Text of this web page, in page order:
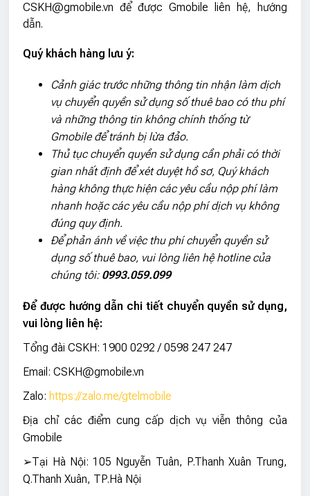
CSKH@gmobile.vn để được Gmobile liên hệ, hướng
dẫn.
Quý khách hàng lưu ý:
Cảnh giác trước những thông tin nhận làm dịch
vụ chuyển quyền sử dụng số thuê bao có thu phí
và những thông tin không chính thống từ
Gmobile để tránh bị lừa đảo.
Thủ tục chuyển quyền sử dụng cần phải có thời
gian nhất định để xét duyệt hồ sơ, Quý khách
hàng không thực hiện các yêu cầu nộp phí làm
nhanh hoặc các yêu cầu nộp phí dịch vụ không
đúng quy định.
Để phản ánh về việc thu phí chuyển quyền sử
dụng số thuê bao, vui lòng liên hệ hotline của
chúng tôi: 0993.059.099
Để được hướng dẫn chi tiết chuyển quyền sử dụng,
vui lòng liên hệ:
Tổng đài CSKH: 1900 0292 / 0598 247 247
Email: CSKH@gmobile.vn
Zalo: https://zalo.me/gtelmobile
Địa chỉ các điểm cung cấp dịch vụ viễn thông của
Gmobile
➢Tại Hà Nội: 105 Nguyễn Tuân, P.Thanh Xuân Trung,
Q.Thanh Xuân, TP.Hà Nội